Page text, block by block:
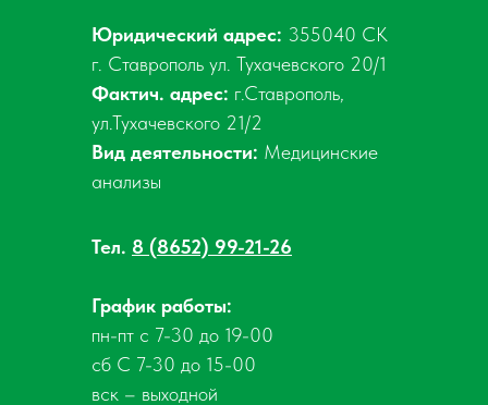
Юридический адрес: 355040 СК
г. Ставрополь ул. Тухачевского 20/1
Фактич. адрес: г.Ставрополь,
ул.Тухачевского 21/2
Вид деятельности: Медицинские
анализы
Тел. 8 (8652) 99-21-26
График работы:
пн-пт с 7-30 до 19-00
сб С 7-30 до 15-00
вск – выходной